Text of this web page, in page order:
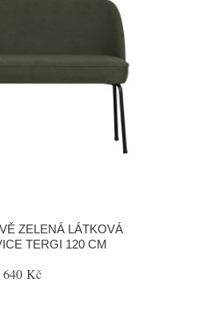
ZELENÁ LÁTKOVÁ
TERGI 120 CM
640 Kč